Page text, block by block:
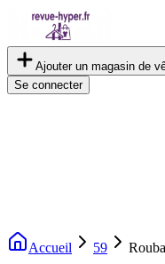
Ajouter un magasin de
Se connecter
Accueil 59